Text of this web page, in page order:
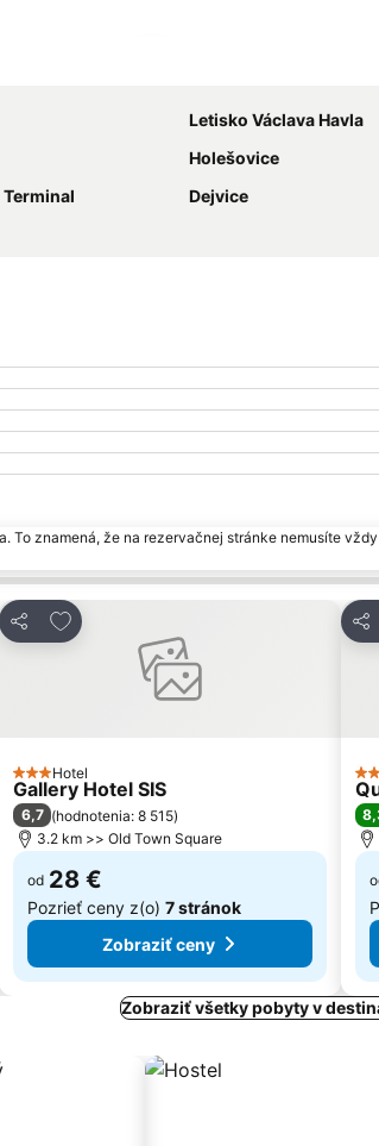
Letisko Václava Havla
Holešovice
Dejvice
To znamená, že na rezervačnej stránke nemusíte
Zdieľať
Pridať do obľúbených
3 Počet hviezdičiek
Hotel
Gallery Hotel SIS
6,7 (hodnotenia: 8 515)
3.2 km >> Old Town Square
od 28 €
Pozrieť ceny z(o) 7 stránok
Zobraziť ceny
4
Zobraziť všetky pobyty v